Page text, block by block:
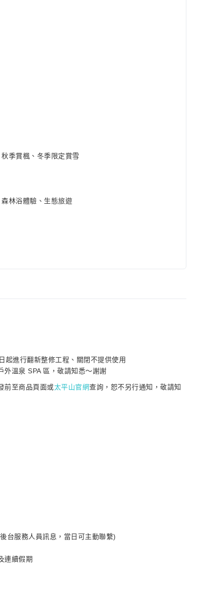
季賞楓、冬季限定賞雪
林浴體驗、生態旅遊
進行翻新整修工程、關閉不提供使用
外溫泉 SPA 區，敬請知悉～謝謝
前至商品頁面或太平山官網查詢，恕不另行通知，敬請知
台服務人員訊息，當日可主動聯繫)
連續假期